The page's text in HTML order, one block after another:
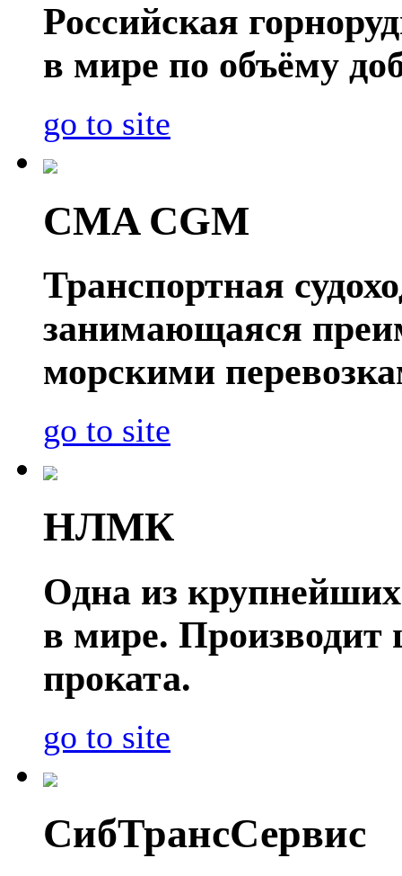
Российская
в мире по объёму
go to site
CMA CGM
Транспортная
занимающаяся
морскими
go to site
НЛМК
Одна из
в мире. Производит
проката.
go to site
СибТрансСервис